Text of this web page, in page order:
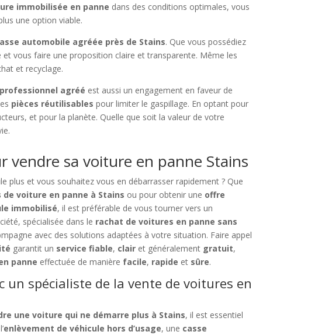
immobilisée en panne dans des conditions optimales, vous
une option viable.
automobile agréée près de Stains. Que vous possédiez
vous faire une proposition claire et transparente. Même les
et recyclage.
agréé est aussi un engagement en faveur de
pièces réutilisables pour limiter le gaspillage. En optant pour
et pour la planète. Quelle que soit la valeur de votre
vendre sa voiture en panne Stains
plus et vous souhaitez vous en débarrasser rapidement ? Que
voiture en panne à Stains ou pour obtenir une offre
immobilisé, il est préférable de vous tourner vers un
spécialisée dans le rachat de voitures en panne sans
avec des solutions adaptées à votre situation. Faire appel
garantit un service fiable, clair et généralement gratuit,
panne effectuée de manière facile, rapide et sûre.
un spécialiste de la vente de voitures en
une voiture qui ne démarre plus à Stains, il est essentiel
enlèvement de véhicule hors d’usage, une casse